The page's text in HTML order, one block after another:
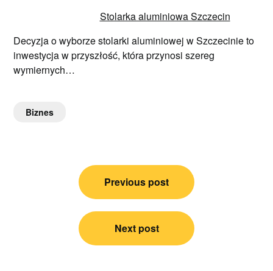
Stolarka aluminiowa Szczecin
Decyzja o wyborze stolarki aluminiowej w Szczecinie to
inwestycja w przyszłość, która przynosi szereg
wymiernych…
Biznes
Nawigacja
Previous post
Next post